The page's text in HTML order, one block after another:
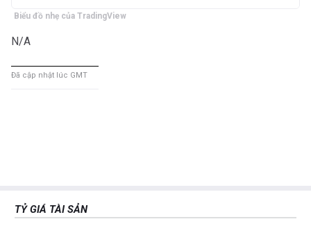
Biểu đồ nhẹ của TradingView
N/A
Đã cập nhật lúc GMT
TỶ GIÁ TÀI SẢN